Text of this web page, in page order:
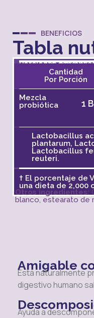
BENEFICIOS
Tabla
Información
Porción: 1 cápsula
Porciones por
Cantidad
Por Porción
Mezcla
probiótica
1
Lactobacillus
plantarum,
Lactobacillus
reuteri.
† El porcentaje de
una dieta de 2,000
Otros ingredientes:
blanco, estearato de
Amigable
Está naturalmente
digestivo humano
Ayuda a